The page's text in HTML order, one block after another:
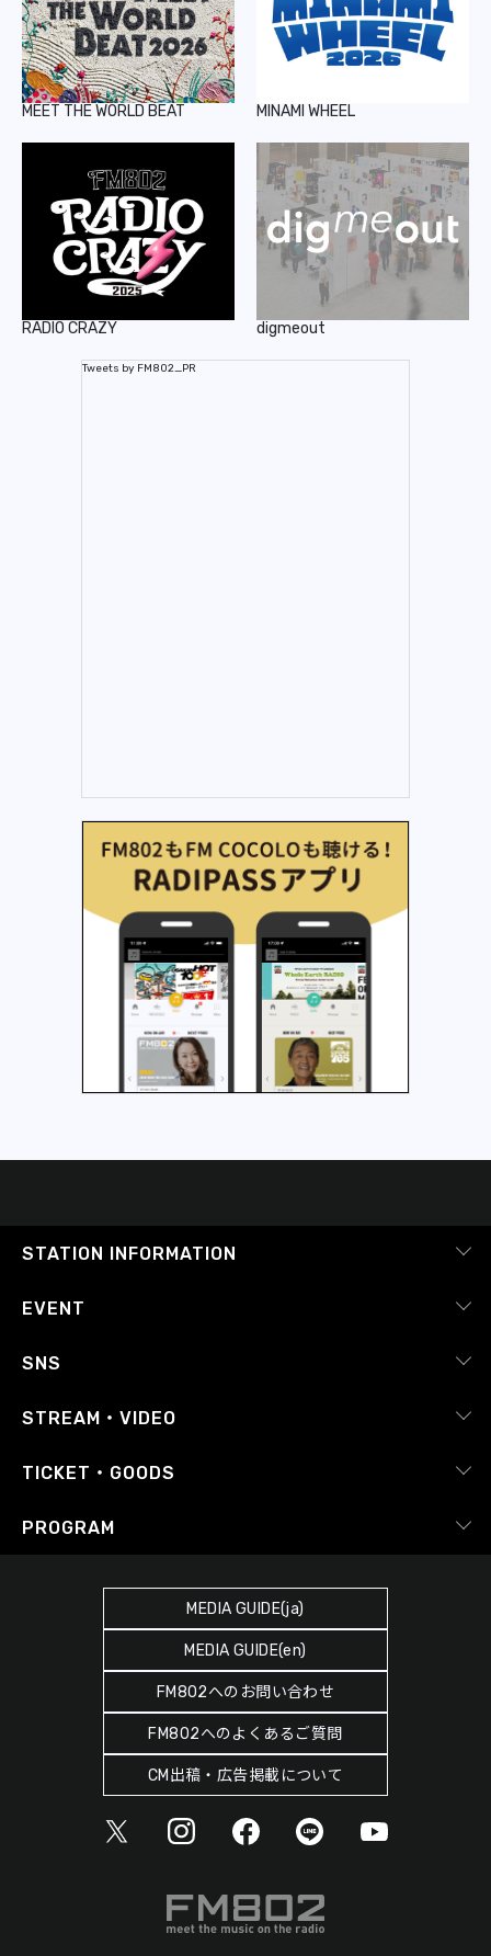
MEET THE WORLD BEAT MINAMI WHEEL
RADIO CRAZY digmeout
Tweets by FM802_PR
STATION INFORMATION
会社概要
番組審議会
Japan FM League
SDGsへの取り組み
緊急地震速報の対応
災害情報共有パートナーシップ
人権尊重・コンプライアンスに関する調査の結果について
EVENT
ピックアップ
SNS
RADIPASS
Instagram
STREAM・VIDEO
radiko.jp
TICKET・GOODS
RADIPASS TICKET
PROGRAM
ヘビーローテーション
MEDIA GUIDE(ja)
MEDIA GUIDE(en)
FM802へのお問い合わせ
FM802へのよくあるご質問
CM出稿・広告掲載について